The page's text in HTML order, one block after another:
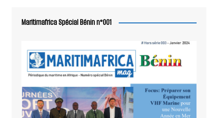
Maritimafrica Spécial Bénin n°001